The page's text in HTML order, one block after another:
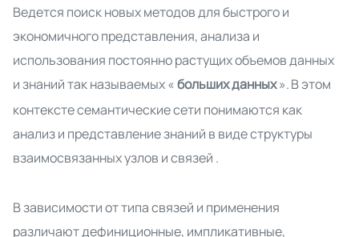
Ведется поиск новых методов для быстрого и
экономичного представления, анализа и
использования постоянно растущих объемов данных
и знаний так называемых «больших данных».В этом
контексте семантические сети понимаются как
анализ и представление знаний в виде структуры
взаимосвязанных узлов и связей .
В зависимости от типа связей и применения
различают дефиниционные, импликативные,